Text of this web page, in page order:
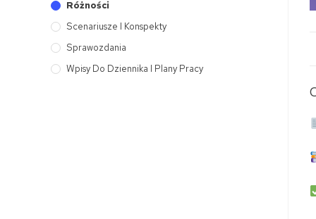
Różności
Scenariusze I Konspekty
Sprawozdania
Wpisy Do Dziennika I Plany Pracy